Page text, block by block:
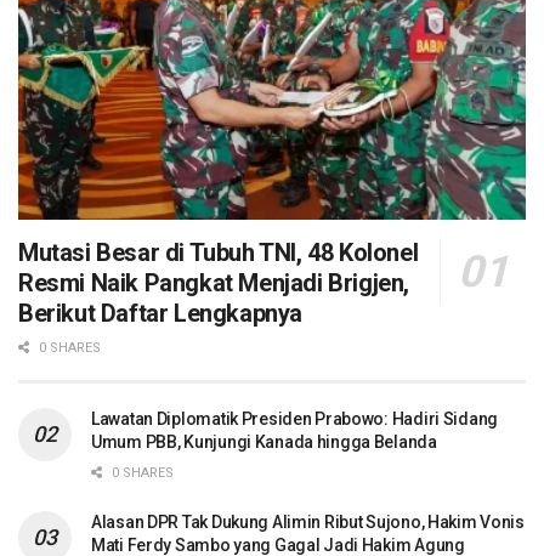
Mutasi Besar di Tubuh TNI, 48 Kolonel
Resmi Naik Pangkat Menjadi Brigjen,
Berikut Daftar Lengkapnya
0 SHARES
Lawatan Diplomatik Presiden Prabowo: Hadiri Sidang
Umum PBB, Kunjungi Kanada hingga Belanda
0 SHARES
Alasan DPR Tak Dukung Alimin Ribut Sujono, Hakim Vonis
Mati Ferdy Sambo yang Gagal Jadi Hakim Agung